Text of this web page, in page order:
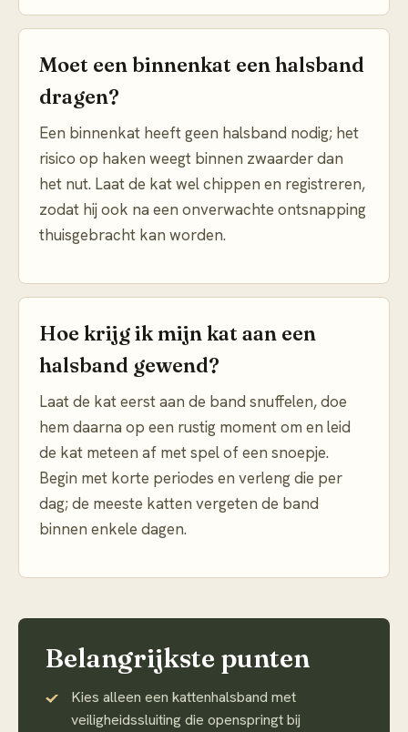
Moet een binnenkat een halsband
dragen?
Een binnenkat heeft geen halsband nodig; het
risico op haken weegt binnen zwaarder dan
het nut. Laat de kat wel chippen en registreren,
zodat hij ook na een onverwachte ontsnapping
thuisgebracht kan worden.
Hoe krijg ik mijn kat aan een
halsband gewend?
Laat de kat eerst aan de band snuffelen, doe
hem daarna op een rustig moment om en leid
de kat meteen af met spel of een snoepje.
Begin met korte periodes en verleng die per
dag; de meeste katten vergeten de band
binnen enkele dagen.
Belangrijkste punten
Kies alleen een kattenhalsband met
veiligheidssluiting die openspringt bij